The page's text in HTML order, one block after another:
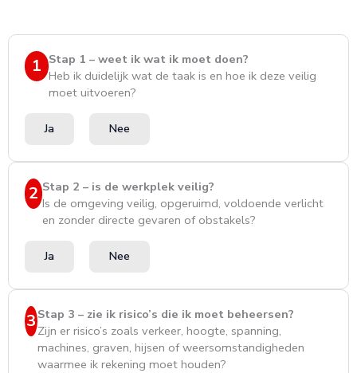
1 Stap 1 – weet ik wat ik moet doen?
Heb ik duidelijk wat de taak is en hoe ik deze veilig
moet uitvoeren?
Ja Nee
2 Stap 2 – is de werkplek veilig?
Is de omgeving veilig, opgeruimd, voldoende verlicht
en zonder directe gevaren of obstakels?
Ja Nee
3Stap 3 – zie ik risico’s die ik moet beheersen?
Zijn er risico’s zoals verkeer, hoogte, spanning,
machines, graven, hijsen of weersomstandigheden
waarmee ik rekening moet houden?